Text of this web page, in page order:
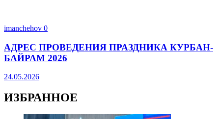
imanchehov 0
АДРЕС ПРОВЕДЕНИЯ ПРАЗДНИКА КУРБАН-
БАЙРАМ 2026
24.05.2026
ИЗБРАННОЕ